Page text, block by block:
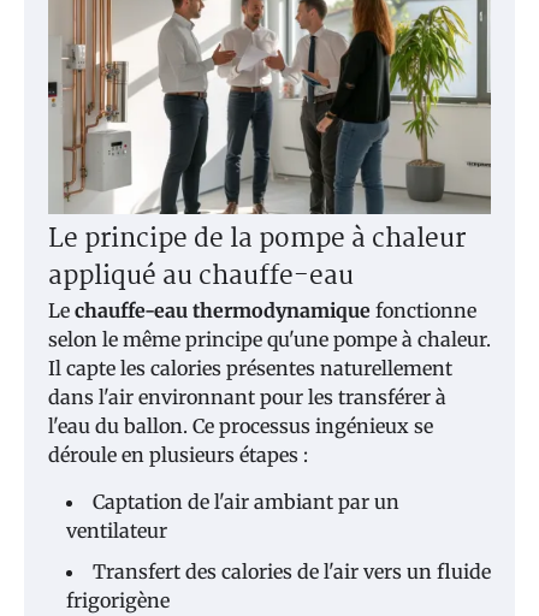
Le principe de la pompe à chaleur
appliqué au chauffe-eau
Le chauffe-eau thermodynamique fonctionne
selon le même principe qu'une pompe à chaleur.
Il capte les calories présentes naturellement
dans l'air environnant pour les transférer à
l'eau du ballon. Ce processus ingénieux se
déroule en plusieurs étapes :
Captation de l'air ambiant par un
ventilateur
Transfert des calories de l'air vers un fluide
frigorigène